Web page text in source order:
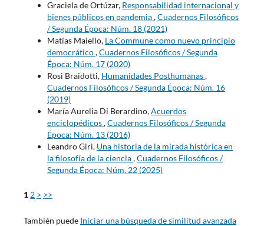
Graciela de Ortúzar, Responsabilidad internacional y
bienes públicos en pandemia,Cuadernos Filosóficos
/ Segunda Época: Núm. 18 (2021)
Matías Maiello, La Commune como nuevo principio
democrático,Cuadernos Filosóficos / Segunda
Época: Núm. 17 (2020)
Rosi Braidotti, Humanidades Posthumanas,
Cuadernos Filosóficos / Segunda Época: Núm. 16
(2019)
María Aurelia Di Berardino,Acuerdos
enciclopédicos,Cuadernos Filosóficos / Segunda
Época: Núm. 13 (2016)
Leandro Giri, Una historia de la mirada histórica en
la filosofía de la ciencia,Cuadernos Filosóficos /
Segunda Época: Núm. 22 (2025)
1 2 > >>
También puede Iniciar una búsqueda de similitud avanzada